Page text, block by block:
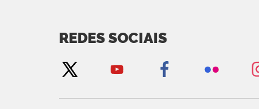
REDES SOCIAIS